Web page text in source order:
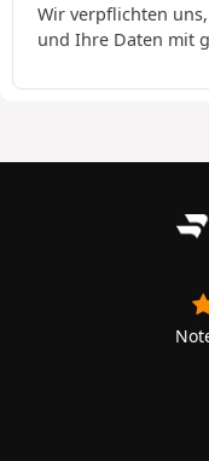
Wir verpflichten
und Ihre Daten mit